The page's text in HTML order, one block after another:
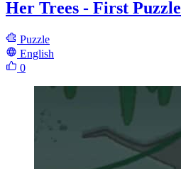
Her Trees - First Puzzle
Puzzle
English
0